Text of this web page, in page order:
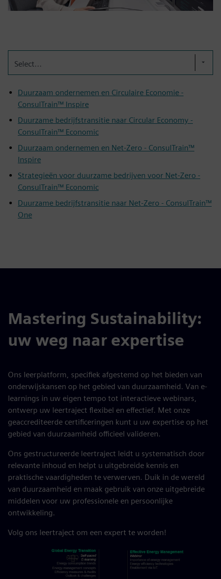
Select...
Duurzaam ondernemen en Circulaire Economie -
ConsulTrain™ Inspire
Duurzame bedrijfstransitie naar Circular Economy -
ConsulTrain™ Economic
Duurzaam ondernemen en Net-Zero - ConsulTrain™
Inspire
Strategieën voor duurzame bedrijven voor Net-Zero -
ConsulTrain™ Economic
Duurzame bedrijfstransitie naar Net-Zero - ConsulTrain™
One
Mastering Sustainability:
uw weg naar expertise
Ons leerplatform, specifiek afgestemd op het bieden van
onderwijskansen op het gebied van duurzaamheid. Van e-
learnings in uw eigen tempo tot interactieve webinars,
ontwerp uw leertraject flexibel en effectief. Met onze
geaccrediteerde certificeringen kunt u uw expertise op het
gebied van duurzaamheid officieel valideren.
Ons gestructureerde leertraject leidt u systematisch door
relevante inhoud en helpt u uitgebreide kennis en
praktische vaardigheden te verwerven. Duik in de wereld
van duurzaamheid en maak gebruik van onze uitgebreide
middelen voor uw professionele en persoonlijke
ontwikkeling.
Volg ons leertraject om een expert te worden!